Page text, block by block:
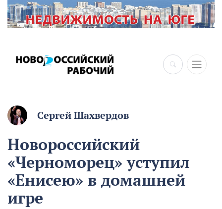
×
Сергей Шахвердов
Новороссийский
«Черноморец» уступил
«Енисею» в домашней
игре